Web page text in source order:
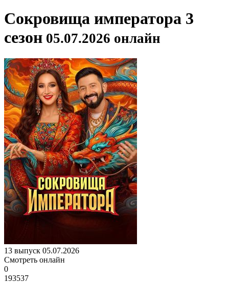
Сокровища императора 3
сезон 05.07.2026 онлайн
13 выпуск 05.07.2026
Смотреть онлайн
0
193537